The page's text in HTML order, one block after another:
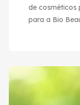
de cosméticos
para a Bio